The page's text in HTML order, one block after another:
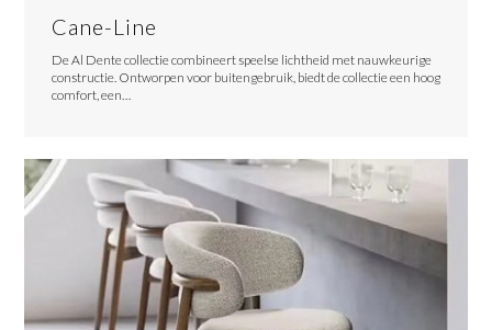
Cane-Line
De Al Dente collectie combineert speelse lichtheid met nauwkeurige
constructie. Ontworpen voor buitengebruik, biedt de collectie een hoog
comfort, een…